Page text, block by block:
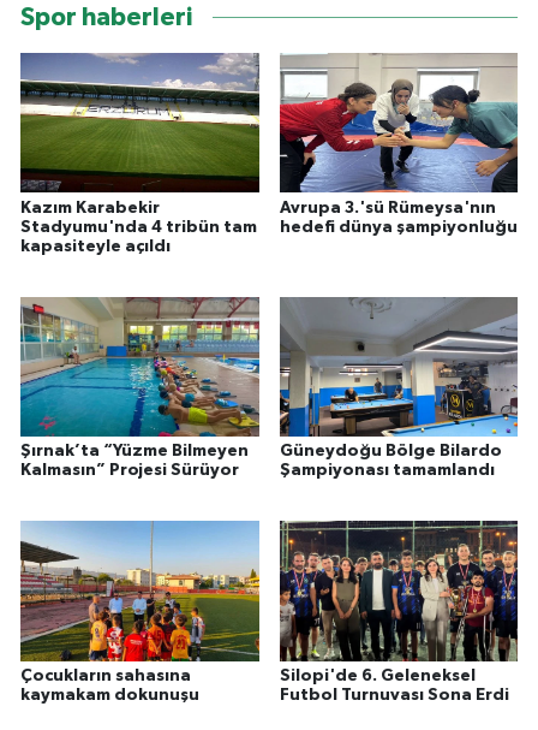
Spor haberleri
Kazım Karabekir
Stadyumu'nda 4 tribün tam
kapasiteyle açıldı
Avrupa 3.'sü Rümeysa'nın
hedefi dünya şampiyonluğu
Şırnak’ta “Yüzme Bilmeyen
Kalmasın” Projesi Sürüyor
Güneydoğu Bölge Bilardo
Şampiyonası tamamlandı
Çocukların sahasına
kaymakam dokunuşu
Silopi'de 6. Geleneksel
Futbol Turnuvası Sona Erdi